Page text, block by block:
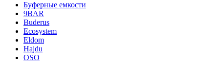
Буферные емкости
9BAR
Buderus
Ecosystem
Eldom
Hajdu
OSO